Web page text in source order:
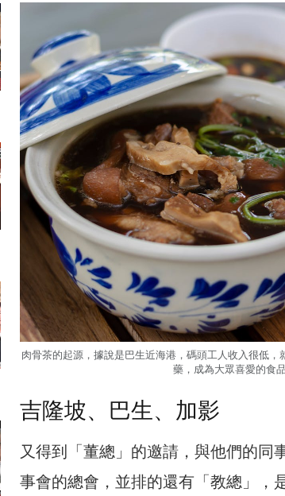
肉骨茶的起源，據說是巴生近海港，碼頭工人收入很低
藥，成為大眾喜愛的食
吉隆坡、巴生、加影
又得到「董總」的邀請，與他們的同
事會的總會，並排的還有「教總」，